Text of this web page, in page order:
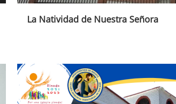
La Natividad de Nuestra Señora